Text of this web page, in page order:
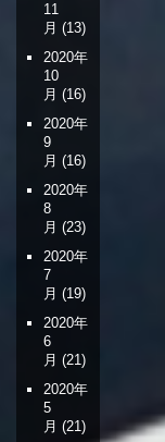
11
月 (13)
2020年
10
月 (16)
2020年
9
月 (16)
2020年
8
月 (23)
2020年
7
月 (19)
2020年
6
月 (21)
2020年
5
月 (21)